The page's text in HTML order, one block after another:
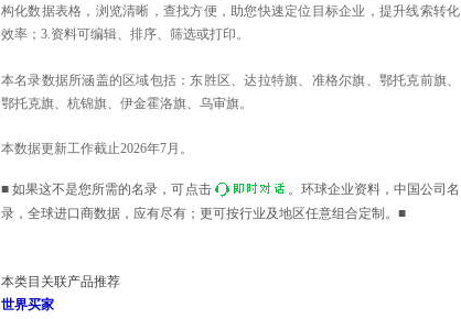
构化数据表格，浏览清晰，查找方便，助您快速定位目标企业，提升线索转化
效率；3.资料可编辑、排序、筛选或打印。
本名录数据所涵盖的区域包括：东胜区、达拉特旗、准格尔旗、鄂托克前旗、
鄂托克旗、杭锦旗、伊金霍洛旗、乌审旗。
本数据更新工作截止2026年7月。
■ 如果这不是您所需的名录，可点击
。环球企业资料，中国公司名
录，全球进口商数据，应有尽有；更可按行业及地区任意组合定制。■
本类目关联产品推荐
世界买家